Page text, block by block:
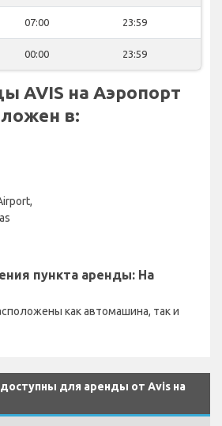
07:00 23:59
00:00 23:59
AVIS на Аэропорт
в:
пункта аренды: На
как автомашина, так и
для аренды от Avis на